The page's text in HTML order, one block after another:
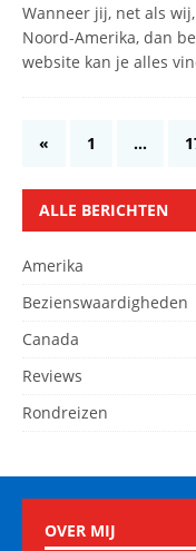
Wanneer jij, net als
Noord-Amerika, dan
website kan je alles
« 1 …
ALLE BERICHTEN
Amerika
Bezienswaardigheden
Canada
Reviews
Rondreizen
OVER MIJ